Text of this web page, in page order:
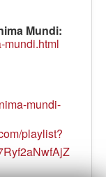
Mundi:
mundi.html
mundi-
playlist?